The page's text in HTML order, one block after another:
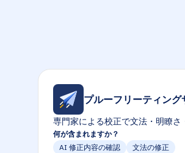
プルーフリーティング
専門家による校正で文法・明瞭さ
何が含まれますか？
AI 修正内容の確認
文法の修正